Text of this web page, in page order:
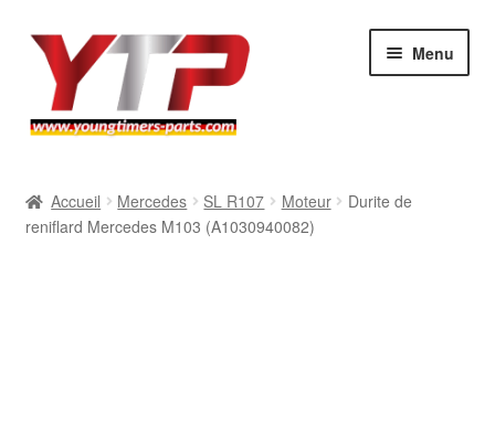
Aller
navigation
Aller
contenu
Menu
BMW
Accueil Mercedes SL R107 Moteur
Durite de
reniflard Mercedes M103 (A1030940082)